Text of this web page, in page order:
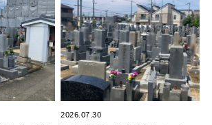
2026.07.30